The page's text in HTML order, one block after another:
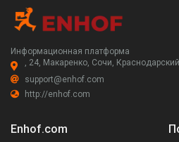
Информационная платформа
, 24, Макаренко, Сочи,
support@enhof.com
http://enhof.com
Enhof.com